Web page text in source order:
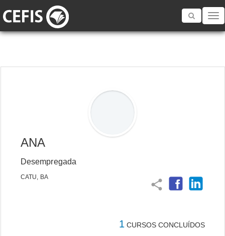
Toggle
ANA
Desempregada
CATU, BA
share
1 CURSOS CONCLUÍDOS